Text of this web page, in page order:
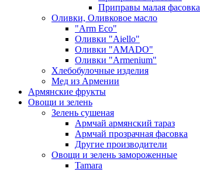
Приправы малая фасовка
Оливки, Оливковое масло
"Arm Eco"
Оливки "Aiello"
Оливки "AMADO"
Оливки "Armenium"
Хлебобулочные изделия
Мед из Армении
Армянские фрукты
Овощи и зелень
Зелень сушеная
Армчай армянский тараз
Армчай прозрачная фасовка
Другие производители
Овощи и зелень замороженные
Tamara